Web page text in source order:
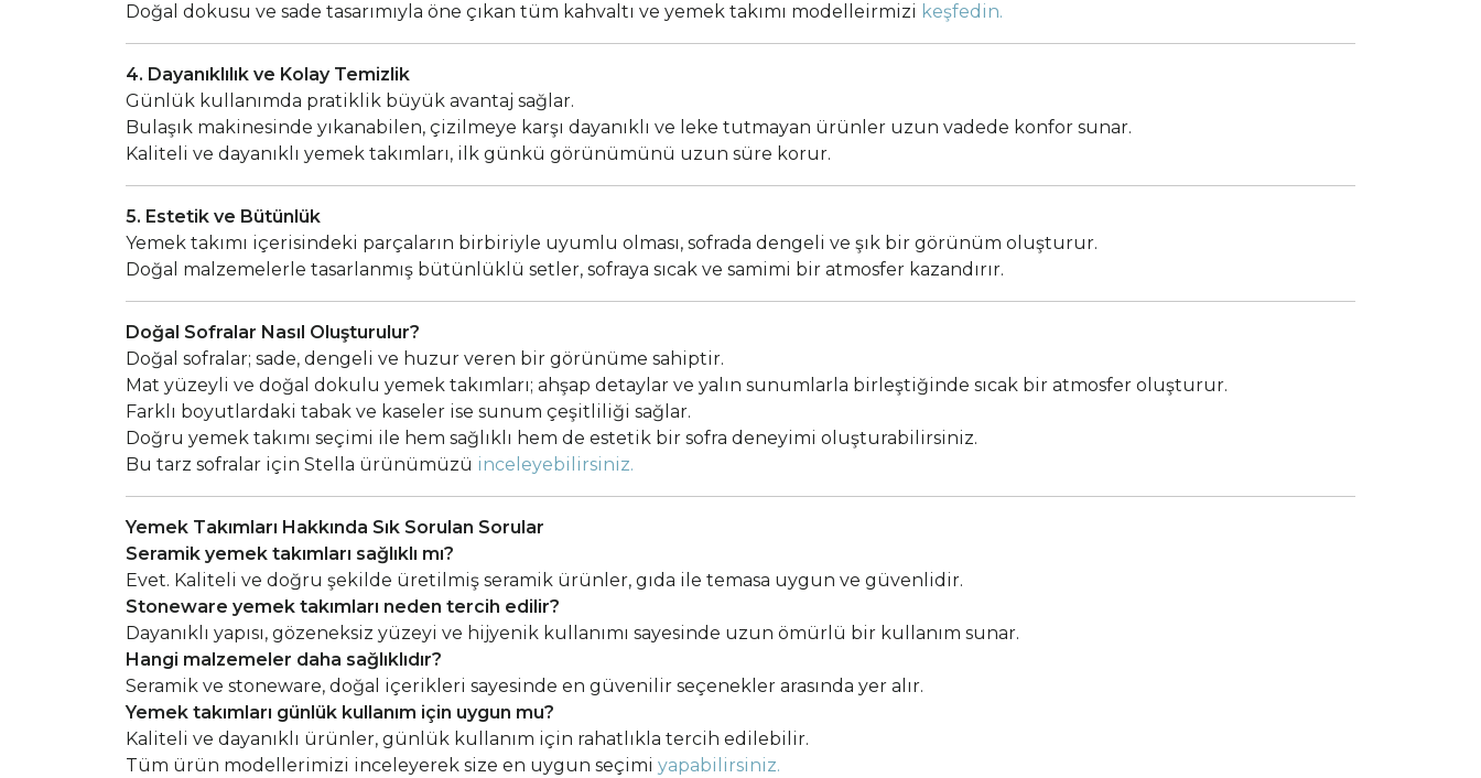
Doğal dokusu ve sade tasarımıyla öne çıkan tüm kahvaltı ve yemek takımı modelleirmizi keşfedin.
4. Dayanıklılık ve Kolay Temizlik
Günlük kullanımda pratiklik büyük avantaj sağlar.
Bulaşık makinesinde yıkanabilen, çizilmeye karşı dayanıklı ve leke tutmayan ürünler uzun vadede konfor sunar.
Kaliteli ve dayanıklı yemek takımları, ilk günkü görünümünü uzun süre korur.
5. Estetik ve Bütünlük
Yemek takımı içerisindeki parçaların birbiriyle uyumlu olması, sofrada dengeli ve şık bir görünüm oluşturur.
Doğal malzemelerle tasarlanmış bütünlüklü setler, sofraya sıcak ve samimi bir atmosfer kazandırır.
Doğal Sofralar Nasıl Oluşturulur?
Doğal sofralar; sade, dengeli ve huzur veren bir görünüme sahiptir.
Mat yüzeyli ve doğal dokulu yemek takımları; ahşap detaylar ve yalın sunumlarla birleştiğinde sıcak bir atmosfer oluşturur.
Farklı boyutlardaki tabak ve kaseler ise sunum çeşitliliği sağlar.
Doğru yemek takımı seçimi ile hem sağlıklı hem de estetik bir sofra deneyimi oluşturabilirsiniz.
Bu tarz sofralar için Stella ürünümüzü inceleyebilirsiniz.
Yemek Takımları Hakkında Sık Sorulan Sorular
Seramik yemek takımları sağlıklı mı?
Evet. Kaliteli ve doğru şekilde üretilmiş seramik ürünler, gıda ile temasa uygun ve güvenlidir.
Stoneware yemek takımları neden tercih edilir?
Dayanıklı yapısı, gözeneksiz yüzeyi ve hijyenik kullanımı sayesinde uzun ömürlü bir kullanım sunar.
Hangi malzemeler daha sağlıklıdır?
Seramik ve stoneware, doğal içerikleri sayesinde en güvenilir seçenekler arasında yer alır.
Yemek takımları günlük kullanım için uygun mu?
Kaliteli ve dayanıklı ürünler, günlük kullanım için rahatlıkla tercih edilebilir.
Tüm ürün modellerimizi inceleyerek size en uygun seçimi yapabilirsiniz.